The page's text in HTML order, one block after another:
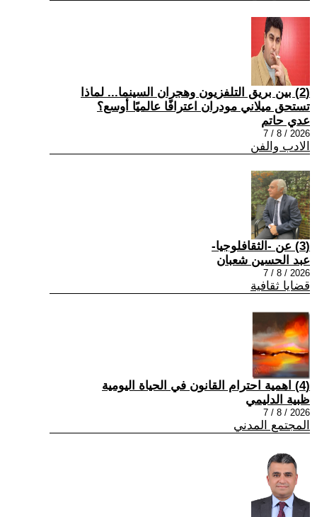
(2) بين بريق التلفزيون وهجران السينما... لماذا
تستحق ميلاني مودران اعترافًا عالميًا أوسع؟
عدي حاتم
2026 / 8 / 7
الادب والفن
(3) عن -الثقافلوجيا-
عبد الحسين شعبان
2026 / 8 / 7
قضايا ثقافية
(4) اهمية احترام القانون في الحياة اليومية
ظبية الدليمي
2026 / 8 / 7
المجتمع المدني